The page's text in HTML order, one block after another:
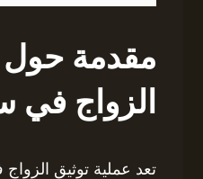
مقدمة حول
الزواج
تعد عملية توثيق